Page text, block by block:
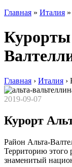
Главная » Италия »
Главная › Италия ›
2019-09-07
Курорт
Район Альта-
Территорию этого
знаменитый